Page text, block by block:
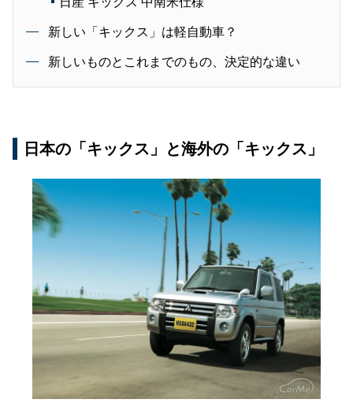
新しい「キックス」は軽自動車？
新しいものとこれまでのもの、決定的な違い
日本の「キックス」と海外の「キックス」